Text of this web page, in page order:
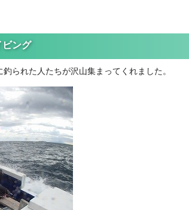
ング
られた人たちが沢山集まってくれました。